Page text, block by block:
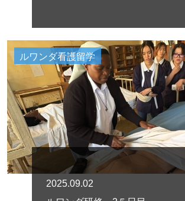
ルワンダ看護留学
2025.09.02